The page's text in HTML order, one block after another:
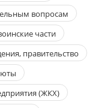
вопросам
части
правительство
(ЖКХ)